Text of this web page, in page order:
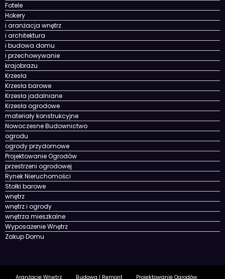
Fotele
Hokery
i aranżacja wnętrz
i architektura
i budowa domu
i przechowywanie
krajobrazu
Krzesła
Krzesła barowe
Krzesła jadalniane
Krzesła ogrodowe
materiały konstrukcyjne
Nowoczesne Budownictwo
ogrodu
ogrody przydomowe
Projektowanie Ogrodów
przestrzeni ogrodowej
Rynek Nieruchomości
Stołki barowe
wnętrz
wnętrz i ogrody
wnętrza mieszkalne
Wyposażenie Wnętrz
Zakup Domu
Aranżacje Wnętrz Budowa I Remont Projektowanie Ogrodów